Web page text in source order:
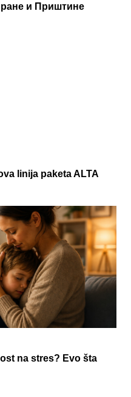
и Приштине
linija paketa ALTA
na stres? Evo šta